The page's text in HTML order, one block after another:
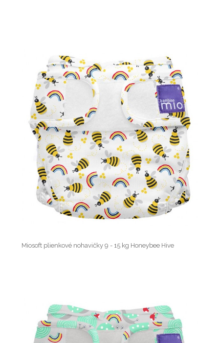
Miosoft plienkové nohavičky 9 - 15 kg Honeybee Hive